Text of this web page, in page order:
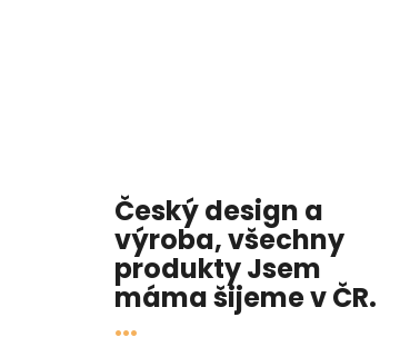
Český design a
výroba, všechny
produktyJsem
mámašijeme v ČR.
...